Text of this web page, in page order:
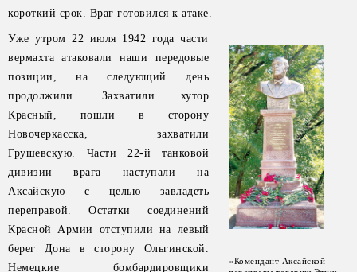
короткий срок. Враг готовился к атаке.
«Комендант Аксайской
Уже утром 22 июля 1942 года части
вермахта атаковали наши передовые
позиции, на следующий день
продолжили. Захватили хутор
Красный, пошли в сторону
Новочеркасска, захватили
Грушевскую. Части 22-й танковой
дивизии врага наступали на
Аксайскую с целью завладеть
переправой. Остатки соединений
Красной Армии отступили на левый
берег Дона в сторону Ольгинской.
Немецкие бомбардировщики